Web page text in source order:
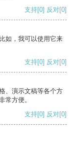
支持[0] 反对[0]
如，我可以使用它来
支持[0] 反对[0]
、演示文稿等各个方
常方便。
支持[0] 反对[0]